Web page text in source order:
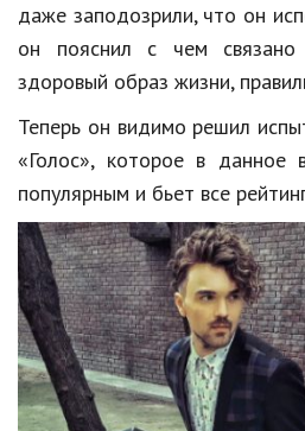
Рецепты
Красота и здоровье
Hi-Tech. Интернет
Авто, мото
Дом и сад
Недвижимость
Спорт и фитнес
Психология и отношения
Творчество и рукоделие
даже заподозрили, что он
он пояснил с чем
здоровый образ жизни,
Теперь он видимо решил
«Голос», которое в данное
популярным и бьет все